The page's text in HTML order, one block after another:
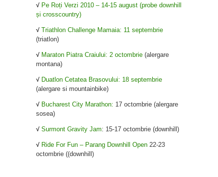
√ Pe Roți Verzi 2010 – 14-15 august (probe downhill
și crosscountry)
√ Triathlon Challenge Mamaia: 11 septembrie
(triatlon)
√ Maraton Piatra Craiului: 2 octombrie (alergare
montana)
√ Duatlon Cetatea Brasovului: 18 septembrie
(alergare si mountainbike)
√ Bucharest City Marathon: 17 octombrie (alergare
sosea)
√ Surmont Gravity Jam: 15-17 octombrie (downhill)
√ Ride For Fun – Parang Downhill Open 22-23
octombrie ((downhill)